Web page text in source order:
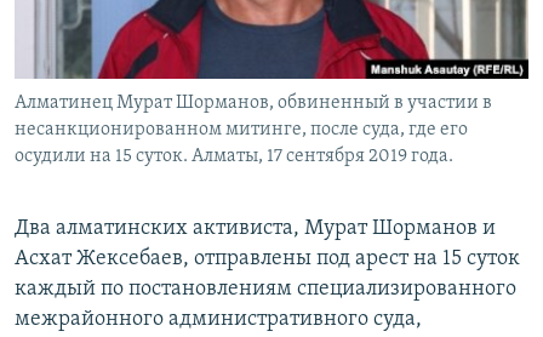
Алматинец Мурат Шорманов, обвиненный в участии в
несанкционированном митинге, после суда, где его
осудили на 15 суток. Алматы, 17 сентября 2019 года.
Два алматинских активиста, Мурат Шорманов и
Асхат Жексебаев, отправлены под арест на 15 суток
каждый по постановлениям специализированного
межрайонного административного суда,